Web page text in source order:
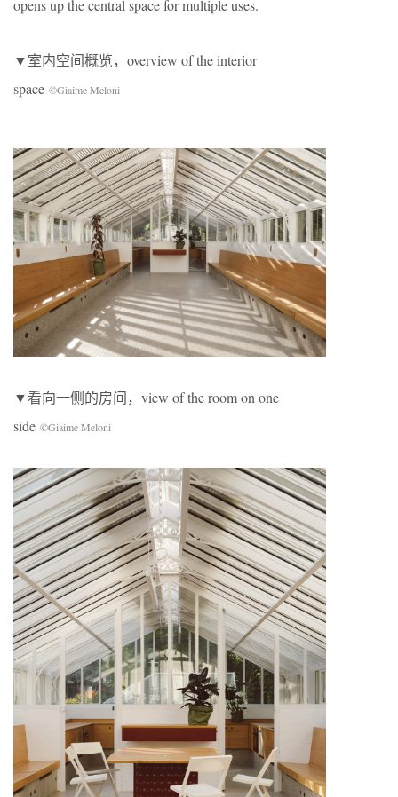
opens up the central space for multiple uses.
▼室内空间概览，overview of the interior
space ©Giaime Meloni
▼看向一侧的房间，view of the room on one
side ©Giaime Meloni